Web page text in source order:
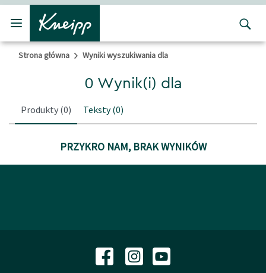
Przejdź do głównego menu
Przejdź do stopki
Strona główna Wyniki wyszukiwania dla
0 Wynik(i) dla
Produkty (0) Teksty(0)
PRZYKRO NAM, BRAK WYNIKÓW